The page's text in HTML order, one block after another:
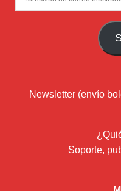
de
Newsletter (envío
Soporte,